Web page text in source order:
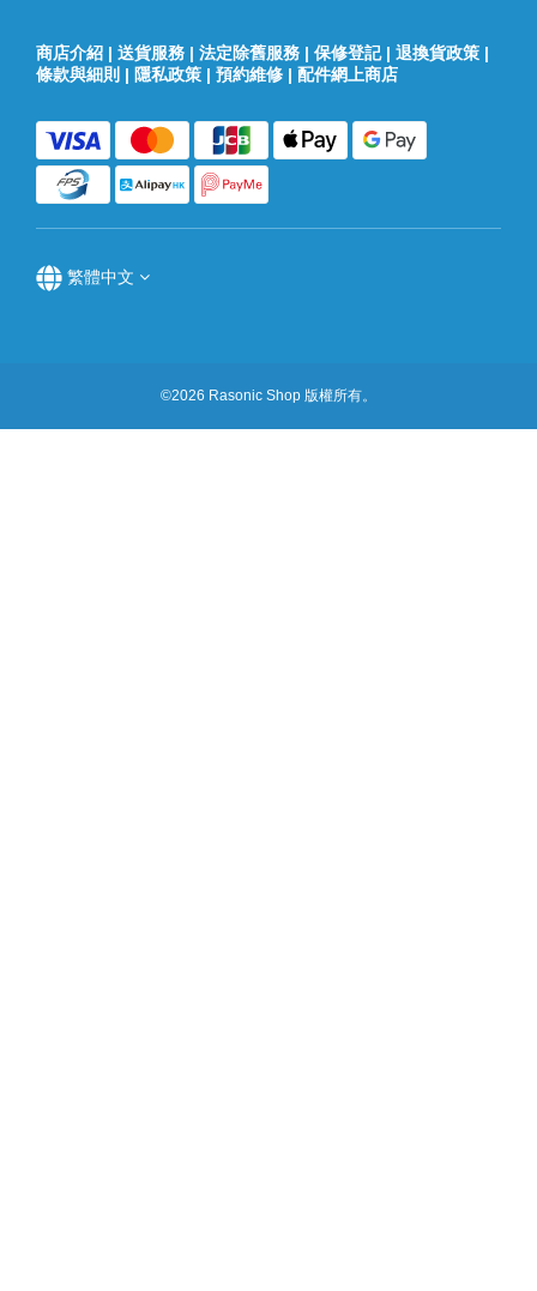
商店介紹 | 送貨服務 | 法定除舊服務 | 保修登記| 退換貨政策 |
條款與細則 | 隱私政策 | 預約維修 | 配件網上商店
繁體中文
©2026 Rasonic Shop 版權所有。